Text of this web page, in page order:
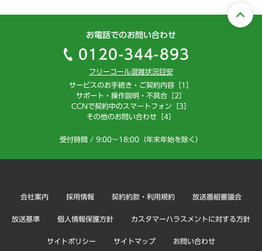
お電話でのお問い合わせ
0120-344-893
フリーコール混雑状況目安
サービスのお手続き・ご契約内容［1］
サポート・操作説明・不具合［2］
CCNで契約中のスマートフォン［3］
その他のお問い合わせ［4］
受付時間 / 9:00～18:00（年末年始を除く）
会社案内 採用情報 契約約款・利用規約 放送番組審議会
放送基準 個人情報保護方針 カスタマーハラスメントに対する方針
サイトポリシー サイトマップ お問い合わせ